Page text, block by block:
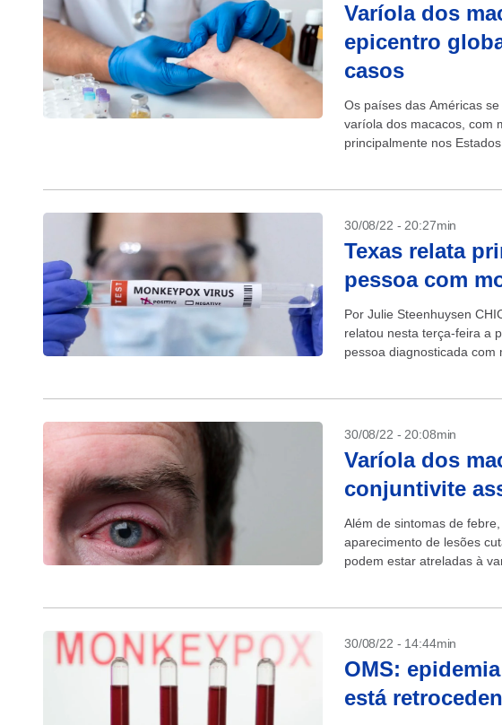
Varíola dos
epicentro
casos
Os países das Américas
varíola dos macacos, com
principalmente nos
30/08/22 - 20:27min
Texas relata
pessoa com
Por Julie Steenhuysen
relatou nesta terça-feira a
pessoa diagnosticada
30/08/22 - 20:08min
Varíola dos
conjuntivite
Além de sintomas de
aparecimento de lesões
podem estar atreladas à
30/08/22 - 14:44min
OMS:
está